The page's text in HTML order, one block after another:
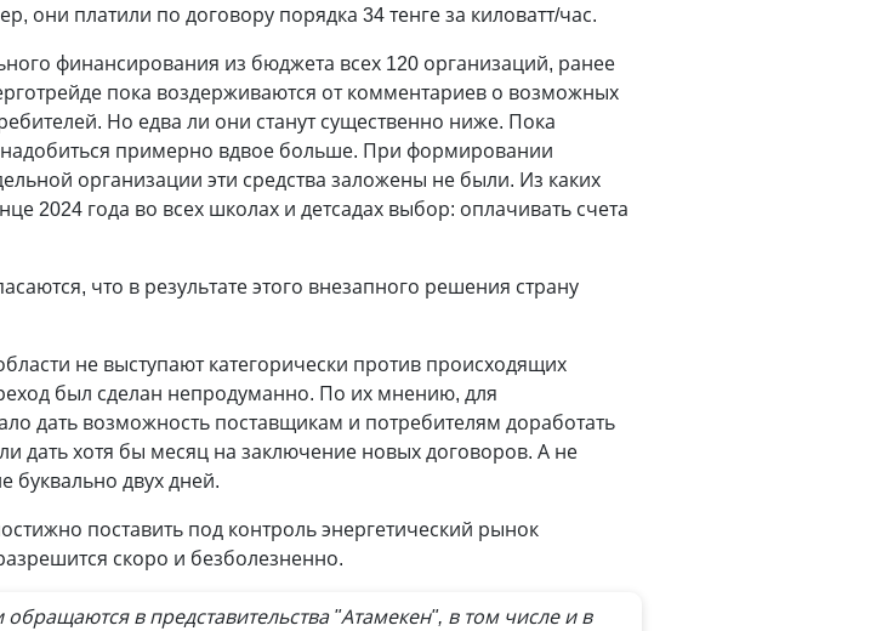
они платили по договору порядка 34 тенге за киловатт/час.
финансирования из бюджета всех 120 организаций, ранее
пока воздерживаются от комментариев о возможных
Но едва ли они станут существенно ниже. Пока
примерно вдвое больше. При формировании
организации эти средства заложены не были. Из каких
2024 года во всех школах и детсадах выбор: оплачивать счета
что в результате этого внезапного решения страну
не выступают категорически против происходящих
был сделан непродуманно. По их мнению, для
дать возможность поставщикам и потребителям доработать
дать хотя бы месяц на заключение новых договоров. А не
буквально двух дней.
поставить под контроль энергетический рынок
скоро и безболезненно.
в представительства "Атамекен", в том числе и в